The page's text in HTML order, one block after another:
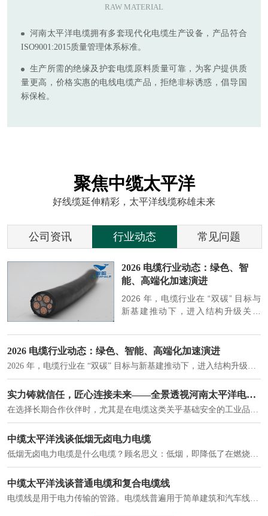
RAW MATERIAL
河南太平洋电缆拥有多套现代化电缆生产设备，产品符合
ISO9001:2015质量管理体系标准。
生产所需的绝缘及护套电缆原料质量可靠，为客户提供质
量更高，价格实惠的电线电缆产品，拒绝非标诱惑，倡导国
标保检。
聚焦中缆太平洋
好线缆延伸精彩，太平洋线缆称雄未来
公司资讯 行业动态 常见问题
2026 电缆行业动态：绿色、智
能、高端化加速演进
2026 年，电缆行业在 “双碳” 目标与
新基建推动下，进入结构升级关键
大清晰趋势，市场格局持续优化。
2026 电缆行业动态：绿色、智能、高端化加速演进
实力铸就信任，匠心连接未来——全景透视河南太平洋电缆厂
在选择长期合作伙伴时，尤其是在电缆这类关乎基础安全的工业品上，供应商的“内在实力”远比一纸报价单更重要。今天，我们邀请您“云参观”河南太平洋电缆厂，透过每一个细节，看我们如何将“可靠”二字，铸入每一米电缆。
中缆太平洋浅谈低烟无卤电力电缆
低烟无卤电力电缆是什么电缆？顾名思义：低烟，即降低了在燃烧时有害物体的产生；卤素对于人体来说是一种有毒气体，无卤就是没有毒气体的释放，通常是针对电缆遇火灾时而言的。低烟无卤电力电缆又可以称之为环保电缆，低烟无卤电缆大多数用于医院和对环境卫生要求比较严格的地方。
中缆太平洋浅谈普通电缆和复合电缆线
电缆线是用于电力传输的管路。电缆线普遍用于简单建筑和汽车线材，作为能源输送缆线，电缆线的复杂结构勿庸置疑。根据目标功能，电缆线具有以下一些特点：建筑用和车用线材要求轻质、大批量生产、价格低廉、具有相当的电学和力学性能和长时间的耐老化性能；工业用线材必须具有符合客户要求的性能；